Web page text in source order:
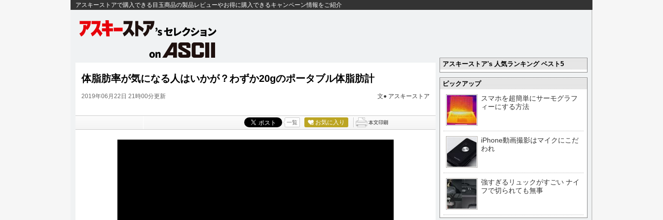
アスキーストアで購入できる目玉商品の製品レビューやお得に購入できるキャンペーン情報をご紹介
体脂肪率が気になる人はいかが？わずか20gのポータブル体脂肪計
2019年06月22日 21時00分更新 文● アスキーストア
一覧 お気に入り
アスキーストア's 人気ランキング ベスト5
ピックアップ
スマホを超簡単にサーモグラフ
ィーにする方法
iPhone動画撮影はマイクにこだ
われ
強すぎるリュックがすごい ナイ
フで切られても無事